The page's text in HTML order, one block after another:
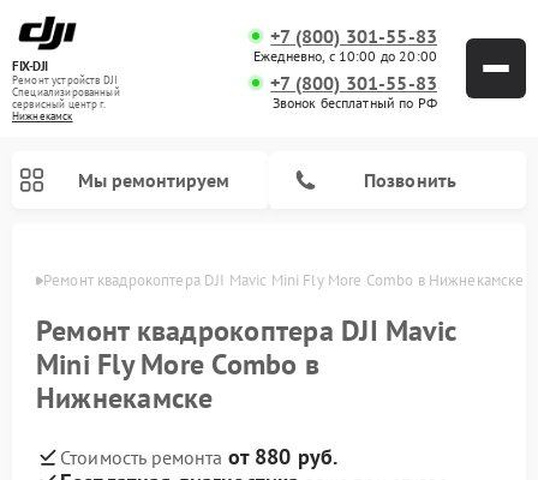
FIX-DJI
Ремонт устройств DJI
Специализированный
cервисный центр г.
Нижнекамск
+7 (800) 301-55-83
Ежедневно, с 10:00 до 20:00
+7 (800) 301-55-83
Звонок бесплатный по РФ
Мы ремонтируем Позвонить
Ремонт квадрокоптера DJI Mavic Mini Fly More Combo в Нижнекамске
Ремонт квадрокоптера DJI Mavic
Mini Fly More Combo в
Нижнекамске
Стоимость ремонта от 880 руб.